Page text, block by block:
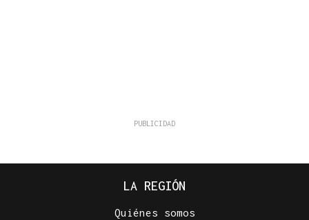
LA REGIÓN
Quiénes somos